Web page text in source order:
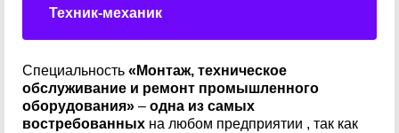
Техник-механик
Специальность «Монтаж, техническое
обслуживание и ремонт промышленного
оборудования» – одна из самых
востребованных на любом предприятии , так как